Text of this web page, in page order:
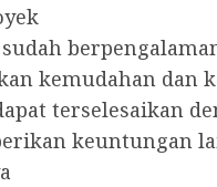
kemudahan dan
terselesaikan
keuntungan